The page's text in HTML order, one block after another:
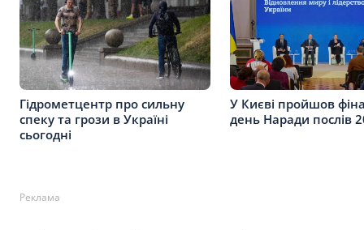
Гідрометцентр про сильну
спеку та грози в Україні
сьогодні
У Києві пройшов
день Наради послів
Реклама